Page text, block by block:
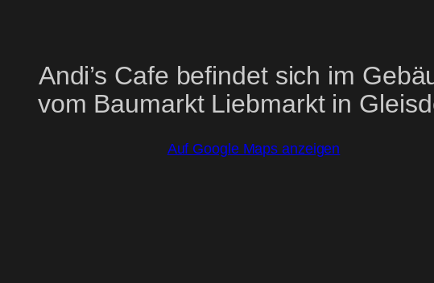
Andi’s Cafe befindet sich im
vom Baumarkt Liebmarkt in
Auf Google Maps anzeigen